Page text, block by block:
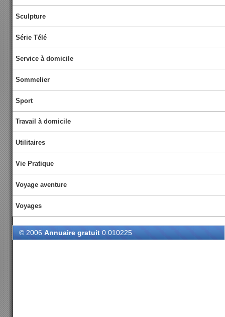
Sculpture
Série Télé
Service à domicile
Sommelier
Sport
Travail à domicile
Utilitaires
Vie Pratique
Voyage aventure
Voyages
© 2006 Annuaire gratuit 0.010225